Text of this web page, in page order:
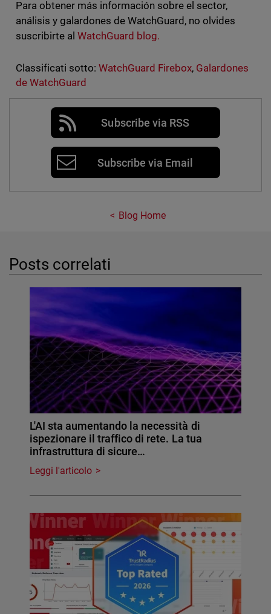
Para obtener más información sobre el sector,
análisis y galardones de WatchGuard, no olvides
suscribirte al WatchGuard blog.
Classificati sotto: WatchGuard Firebox, Galardones
de WatchGuard
Subscribe via RSS
Subscribe via Email
Blog Home
Posts correlati
L'AI sta aumentando la necessità di
ispezionare il traffico di rete. La tua
infrastruttura di sicure…
Leggi l'articolo